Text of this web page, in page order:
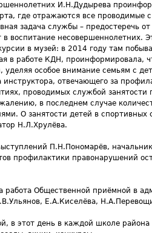
И.Н.Дудырева
где отражаются все проводимые
задача службы – предостеречь
воспитание несовершеннолетних.
в музей: в 2014 году там
в работе КДН, проинформировала,
особое внимание семьям с
отвечающего за
проводимых службой занятости
в последнем случае
О занятости детей в спортивных
Н.Л.Хрулёва.
П.Н.Пономарёв,
профилактики правонарушений
Общественной приёмной в
Е.А.Киселёва,
в этот день в каждой школе